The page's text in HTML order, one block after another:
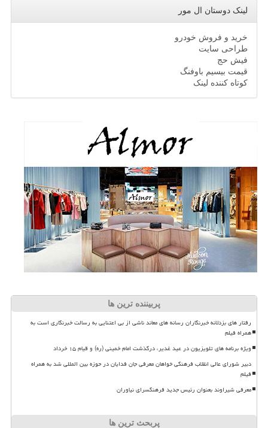
لینک دوستان ال مور
خرید و فروش خودرو
طراحی سایت
فیش حج
قیمت بیسیم باوفنگ
کوتاه کننده لینک
پربیننده ترین ها
رفتار های بزدلانه خبرنگاران رسانه های معاند ناشی از بی اعتنایی به رسالت خبرنگاری است به
همراه فیلم
ویژه برنامه های تلویزیون در عید غدیر، درگذشت امام خمینی (ره) و قیام ۱۵ خرداد
دبیر شورای عالی انقلاب فرهنگی خواهان معرفی جان فدایان در حوزه بین المللی شد به همراه
فیلم
معرفی شیراوند بعنوان رئیس جدید فرهنگسرای نیاوران
پربحث ترین ها